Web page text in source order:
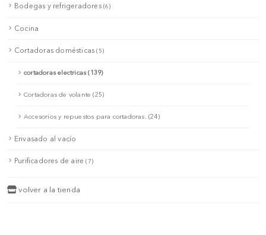
Bodegas y refrigeradores (6)
Cocina
Cortadoras domésticas(5)
cortadoras electricas (139)
Cortadoras de volante (25)
Accesorios y repuestos para cortadoras. (24)
Envasado al vacío
Purificadores de aire(7)
volver a la tienda